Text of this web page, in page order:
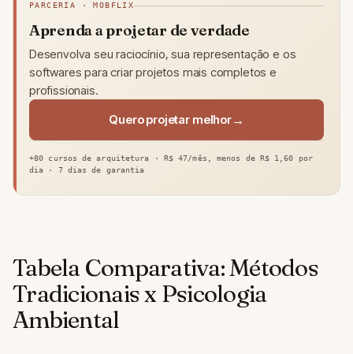
PARCERIA · MOBFLIX
Aprenda a projetar de verdade
Desenvolva seu raciocínio, sua representação e os
softwares para criar projetos mais completos e
profissionais.
Quero projetar melhor
+80 cursos de arquitetura · R$ 47/mês, menos de R$ 1,60 por
dia · 7 dias de garantia
Tabela Comparativa: Métodos
Tradicionais x Psicologia
Ambiental